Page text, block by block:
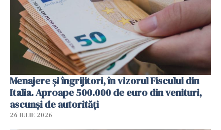
Menajere și îngrijitori, în vizorul Fiscului din
Italia. Aproape 500.000 de euro din venituri,
ascunși de autorități
26 IULIE 2026